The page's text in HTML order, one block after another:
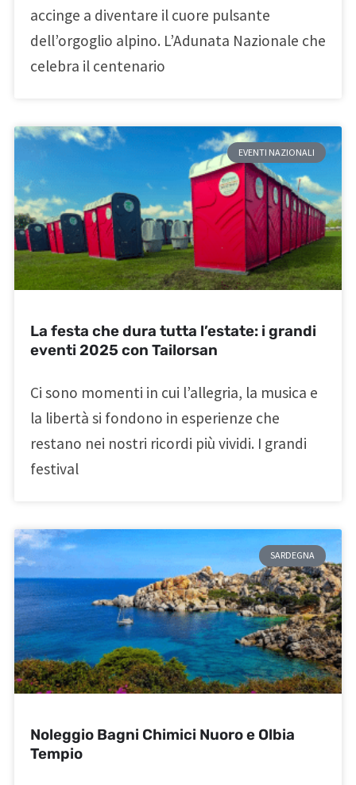
accinge a diventare il cuore pulsante
dell’orgoglio alpino. L’Adunata Nazionale che
celebra il centenario
EVENTI NAZIONALI
La festa che dura tutta l’estate: i grandi
eventi 2025 con Tailorsan
Ci sono momenti in cui l’allegria, la musica e
la libertà si fondono in esperienze che
restano nei nostri ricordi più vividi. I grandi
festival
SARDEGNA
Noleggio Bagni Chimici Nuoro e Olbia
Tempio